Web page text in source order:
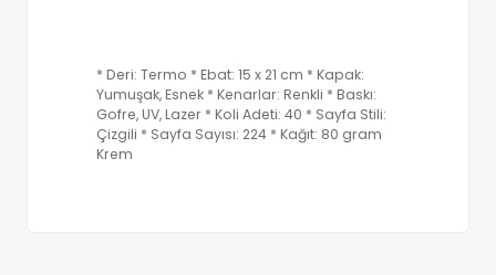
* Deri: Termo * Ebat: 15 x 21 cm * Kapak:
Yumuşak, Esnek * Kenarlar: Renkli * Baskı:
Gofre, UV, Lazer * Koli Adeti: 40 * Sayfa Stili:
Çizgili * Sayfa Sayısı: 224 * Kağıt: 80 gram
Krem